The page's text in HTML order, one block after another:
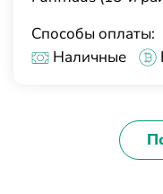
Способы оплаты:
Наличные